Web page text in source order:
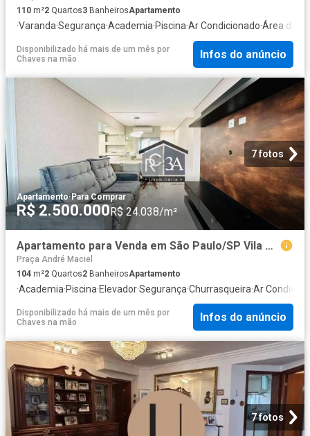
110 m²2 Quartos3 BanheirosApartamento
·Varanda·Segurança·Academia·Piscina·Ar Condicionado·Área de
Disponibilizado há mais de um mês por
Chaves na mão
Infos do anúncio
7 fotos
Apartamento·Para Comprar
R$ 2.500.000R$ 24.038/m²
Apartamento para Venda em São Paulo/SP Vila Regente Feijó 2 Quartos
Praça André Maciel
104 m²2 Quartos2 BanheirosApartamento
·Academia·Piscina·Elevador·Segurança·Churrasqueira·Ar
Disponibilizado há mais de um mês por
Chaves na mão
Infos do anúncio
7 fotos